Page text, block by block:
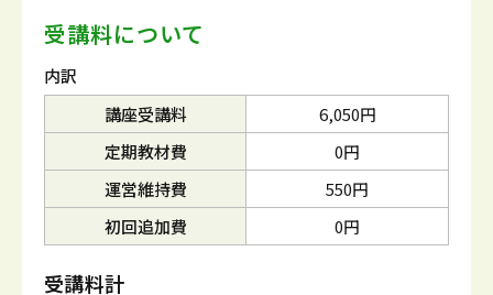
受講料について
内訳
講座受講料
6,050円
定期教材費
0円
運営維持費
550円
初回追加費
0円
受講料計